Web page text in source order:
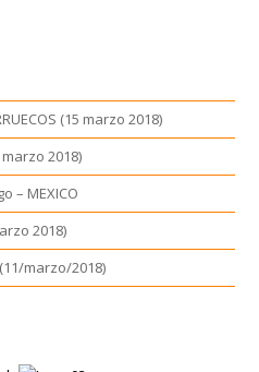
(15 marzo 2018)
2018)
– MEXICO
2018)
marzo/2018)